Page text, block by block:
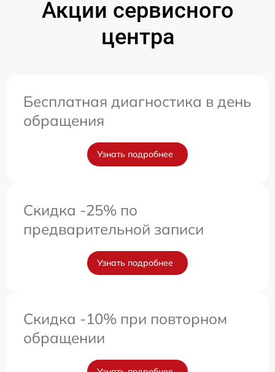
Акции сервисного
центра
Бесплатная диагностика в день
обращения
Узнать подробнее
Скидка -25% по
предварительной записи
Узнать подробнее
Скидка -10% при повторном
обращении